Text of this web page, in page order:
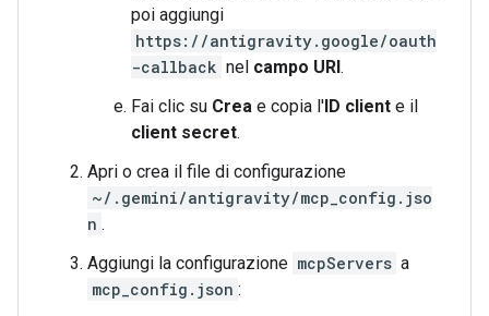
poi aggiungi
https://antigravity.google/oauth
-callback nel campo URI.
Fai clic su Crea e copia l'ID client e il
client secret.
Apri o crea il file di configurazione
~/.gemini/antigravity/mcp_config.jso
n .
Aggiungi la configurazione mcpServers a
mcp_config.json :